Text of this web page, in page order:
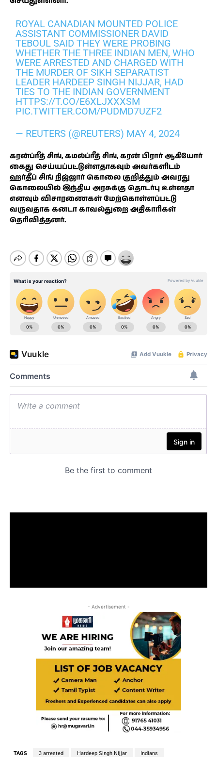
ROYAL CANADIAN MOUNTED POLICE
ASSISTANT COMMISSIONER DAVID
TEBOUL SAID THEY WERE PROBING
WHETHER THE THREE INDIAN MEN, WHO
WERE ARRESTED AND CHARGED WITH
THE MURDER OF SIKH SEPARATIST
LEADER HARDEEP SINGH NIJJAR, HAD
TIES TO THE INDIAN GOVERNMENT
HTTPS://T.CO/E6XLJXXXSM
PIC.TWITTER.COM/PUDMD7UZF2
— REUTERS (@REUTERS) MAY 4, 2024
கரன்ப்ரீத் சிங், கமல்ப்ரீத் சிங், கரன் பிரார் ஆகியோர்
கைது செய்யப்பட்டுள்ளதாகவும் அவர்களிடம்
ஹர்தீப் சிங் நிஜ்ஜார் கொலை குறித்தும் அவரது
கொலையில் இந்திய அரசுக்கு தொடர்பு உள்ளதா
எனவும் விசாரணைகள் மேற்கொள்ளப்பட்டு
வருவதாக கனடா காவல்துறை அதிகாரிகள்
தெரிவித்தனர்.
- Advertisement -
TAGS 3 arrested Hardeep Singh Nijjar Indians